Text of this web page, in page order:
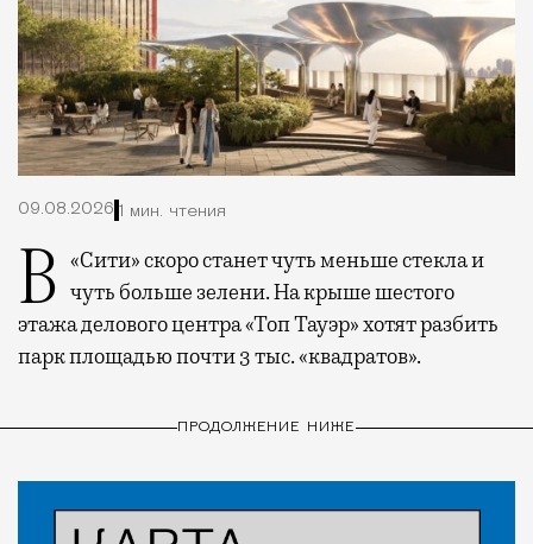
09.08.2026 1 мин. чтения
В «Сити» скоро станет чуть меньше стекла и чуть больше зелени. На крыше шестого
этажа делового центра «Топ Тауэр» хотят разбить
парк площадью почти 3 тыс. «квадратов».
ПРОДОЛЖЕНИЕ НИЖЕ